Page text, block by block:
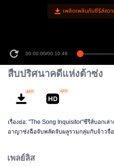
เพลิดเพลินกับซีรีส์คว
00:00:00/00:10:49
สืบปริศนาคดีแห่งต้าซ่ง
เรื่องย่อ: "The Song Inquisitor"ซีรีส์บอกเ
อาญาซ่งฉือจับพลัดจับผลูรวมกลุ่มกับจ้าวจื
เพลย์ลิส